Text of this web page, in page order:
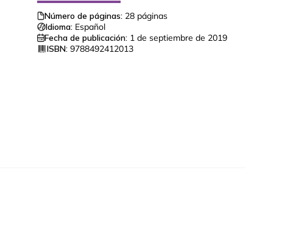
Número de páginas: 28 páginas
Idioma: Español
Fecha de publicación: 1 de septiembre de 2019
ISBN: 9788492412013